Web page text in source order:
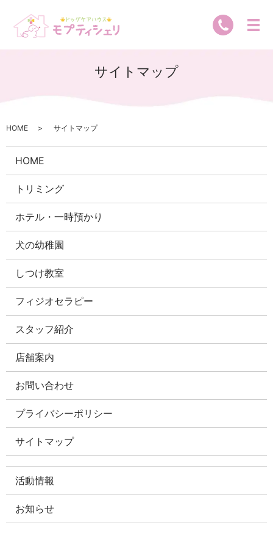
サイトマップ
HOME サイトマップ
HOME
トリミング
ホテル・一時預かり
犬の幼稚園
しつけ教室
フィジオセラピー
スタッフ紹介
店舗案内
お問い合わせ
プライバシーポリシー
サイトマップ
活動情報
お知らせ